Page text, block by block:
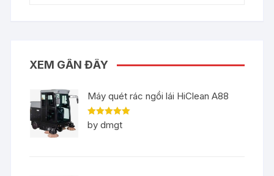
XEM GẦN ĐÂY
Máy quét rác ngồi lái HiClean A88
Rated5out
of 5
by dmgt